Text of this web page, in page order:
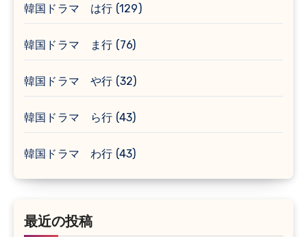
韓国ドラマ は行 (129)
韓国ドラマ ま行 (76)
韓国ドラマ や行 (32)
韓国ドラマ ら行 (43)
韓国ドラマ わ行 (43)
最近の投稿